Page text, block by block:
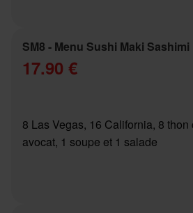
SM8 - Menu Sushi Maki Sashimi
17.90 €
8 Las Vegas, 16 California, 8 thon
avocat, 1 soupe et 1 salade